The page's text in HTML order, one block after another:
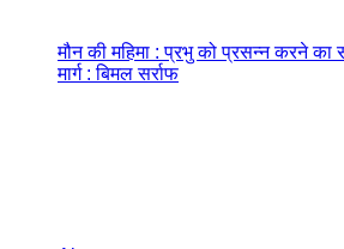
मौन की महिमा : प्रभु को प्रसन्न करने
मार्ग : बिमल सर्राफ